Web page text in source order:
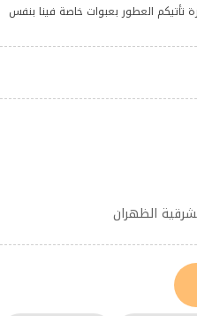
تأتيكم العطور بعبوات خاصة فينا بنفس
الظهران